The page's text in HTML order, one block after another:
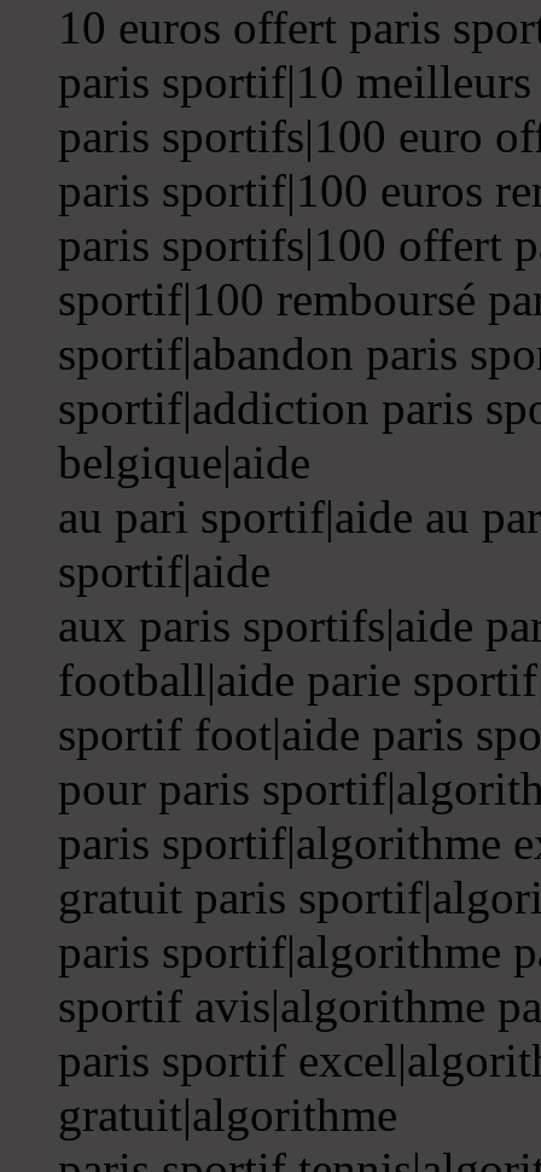
10 euros offert paris
paris sportif|10 meilleurs
paris sportifs|100 euro
paris sportif|100 euros
paris sportifs|100 offert
sportif|100 remboursé
sportif|abandon paris
sportif|addiction paris
belgique|aide
au pari sportif|aide au
sportif|aide
aux paris sportifs|aide
football|aide parie
sportif foot|aide paris
pour paris
paris sportif|algorithme
gratuit paris
paris sportif|algorithme
sportif avis|algorithme
paris sportif
gratuit|algorithme